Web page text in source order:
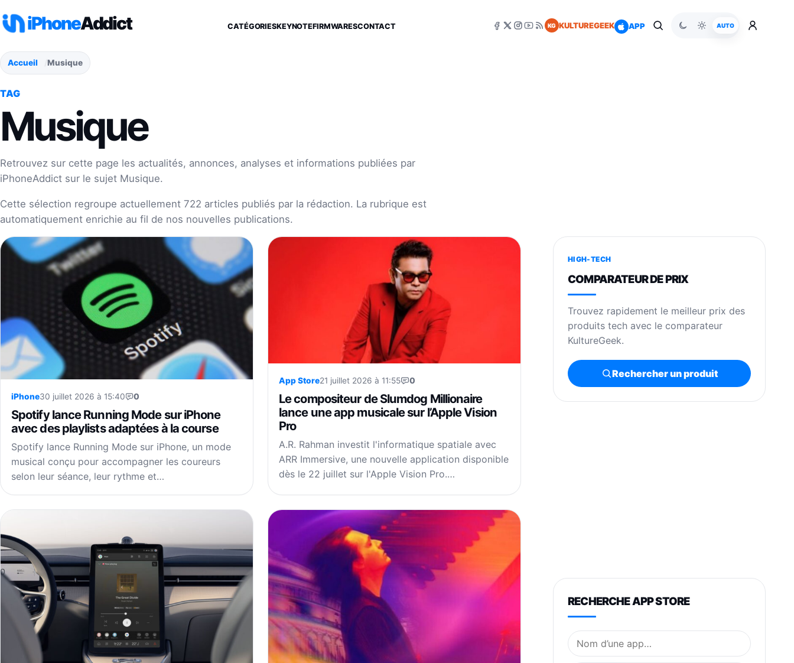
iPhoneAddict CATÉGORIESKEYNOTEFIRMWARESCONTACT KG KULTUREGEEK APP AUTO
Accueil Musique
TAG
Musique
Retrouvez sur cette page les actualités, annonces, analyses et informations publiées par
iPhoneAddict sur le sujet Musique.
Cette sélection regroupe actuellement 722 articles publiés par la rédaction. La rubrique est
automatiquement enrichie au fil de nos nouvelles publications.
iPhone30 juillet 2026 à 15:40 0
Spotify lance Running Mode sur iPhone
avec des playlists adaptées à la course
Spotify lance Running Mode sur iPhone, un mode
musical conçu pour accompagner les coureurs
selon leur séance, leur rythme et…
App Store21 juillet 2026 à 11:55 0
Le compositeur de Slumdog Millionaire
lance une app musicale sur l’Apple Vision
Pro
A.R. Rahman investit l'informatique spatiale avec
ARR Immersive, une nouvelle application disponible
dès le 22 juillet sur l'Apple Vision Pro.…
HIGH-TECH
COMPARATEUR DE PRIX
Trouvez rapidement le meilleur prix des
produits tech avec le comparateur
KultureGeek.
Rechercher un produit
RECHERCHE APP STORE
Nom de l’application